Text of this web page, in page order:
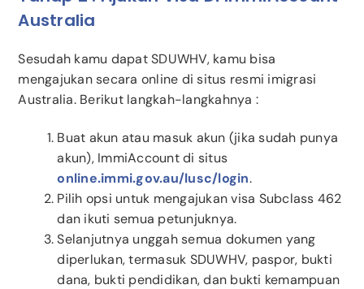
Australia
Sesudah kamu dapat SDUWHV, kamu bisa
mengajukan secara online di situs resmi imigrasi
Australia. Berikut langkah-langkahnya :
Buat akun atau masuk akun (jika sudah punya
akun), ImmiAccount di situs
online.immi.gov.au/lusc/login.
Pilih opsi untuk mengajukan visa Subclass 462
dan ikuti semua petunjuknya.
Selanjutnya unggah semua dokumen yang
diperlukan, termasuk SDUWHV, paspor, bukti
dana, bukti pendidikan, dan bukti kemampuan